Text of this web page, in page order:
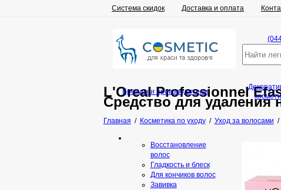
Система скидок Доставка и оплата
L'Oreal Professionnel
Средство для удаления
Главная / Косметика по уходу/ Уход за волосами /
Бренды и производители
Восстановление
волос
Гладкость и блеск
Для кончиков волос
Завивка